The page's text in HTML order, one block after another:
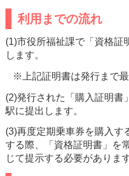
利用までの流れ
(1)市役所福祉課で「資格証
します。
※上記証明書は発行まで最
​(2)発行された「購入証明書
駅に提出します。
(3)再度定期乗車券を購入す
する際、「資格証明書」を
じて提示する必要があります